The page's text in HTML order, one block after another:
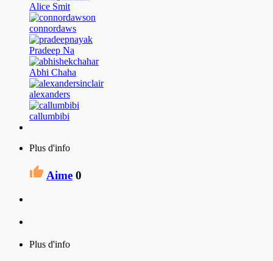
Alice Smit
connordaws
Pradeep Na
Abhi Chaha
alexanders
callumbibi
Plus d'info
Aime 0
Plus d'info